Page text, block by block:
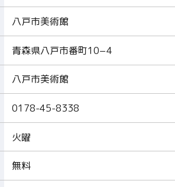
八戸市美術館
青森県八戸市番町10−4
八戸市美術館
0178-45-8338
火曜
無料